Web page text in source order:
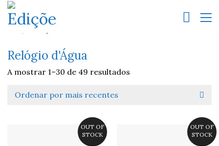
Relógio d'Água
A mostrar 1–30 de 49 resultados
Ordenar por mais recentes
OUT OF
STOCK
OUT OF
STOCK